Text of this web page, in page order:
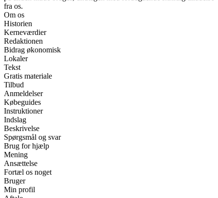
fra os.
Om os
Historien
Kerneværdier
Redaktionen
Bidrag økonomisk
Lokaler
Tekst
Gratis materiale
Tilbud
Anmeldelser
Købeguides
Instruktioner
Indslag
Beskrivelse
Spørgsmål og svar
Brug for hjælp
Mening
Ansættelse
Fortæl os noget
Bruger
Min profil